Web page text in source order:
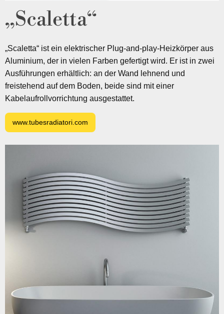
„Scaletta“
„Scaletta“ ist ein elektrischer Plug-and-play-Heizkörper aus
Aluminium, der in vielen Farben gefertigt wird. Er ist in zwei
Ausführungen erhältlich: an der Wand lehnend und
freistehend auf dem Boden, beide sind mit einer
Kabelaufrollvorrichtung ausgestattet.
www.tubesradiatori.com